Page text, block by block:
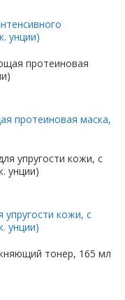
унции)
протеиновая маска,
упругости кожи, с
унции)